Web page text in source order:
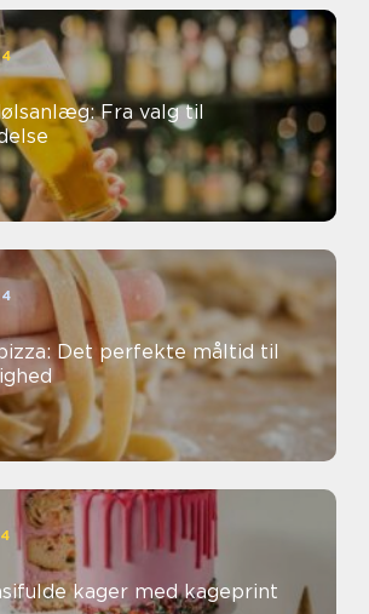
Fra valg til
Det perfekte måltid til
kager med kageprint